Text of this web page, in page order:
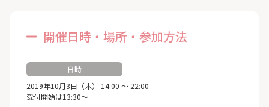
開催日時・場所・参加方法
日時
2019年10月3日（木） 14:00 ～ 22:00
受付開始は13:30～